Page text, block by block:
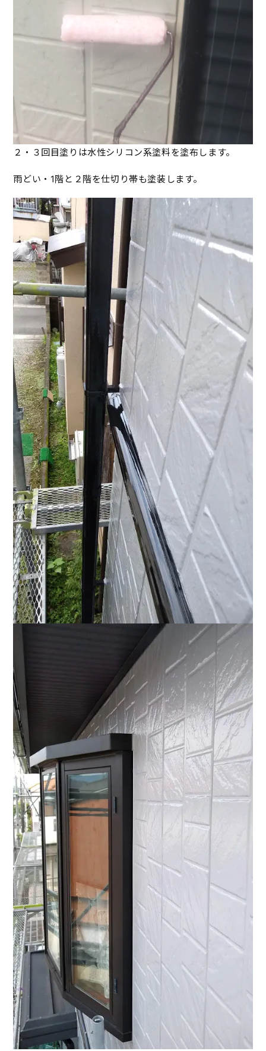
２・３回目塗りは水性シリコン系塗料を塗布します。
雨どい・1階と２階を仕切り帯も塗装します。